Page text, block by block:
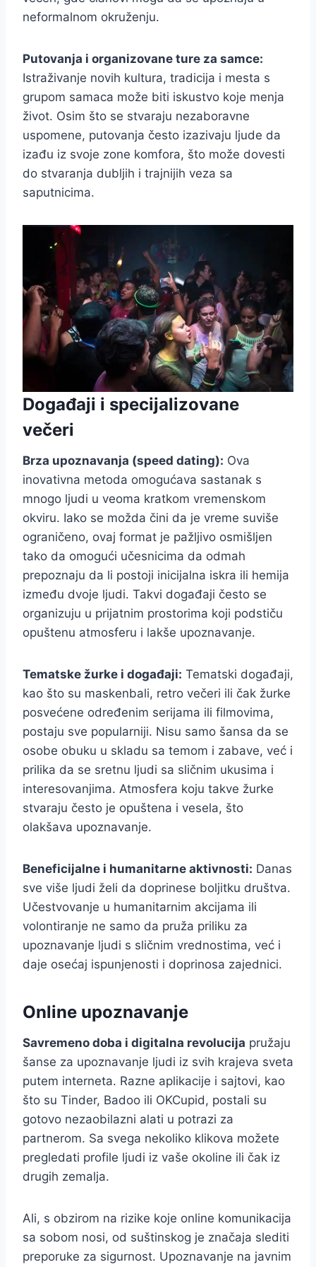
neformalnom okruženju.
Putovanja i organizovane ture za samce:
Istraživanje novih kultura, tradicija i mesta s
grupom samaca može biti iskustvo koje menja
život. Osim što se stvaraju nezaboravne
uspomene, putovanja često izazivaju ljude da
izađu iz svoje zone komfora, što može dovesti
do stvaranja dubljih i trajnijih veza sa
saputnicima.
Događaji i specijalizovane
večeri
Brza upoznavanja (speed dating): Ova
inovativna metoda omogućava sastanak s
mnogo ljudi u veoma kratkom vremenskom
okviru. Iako se možda čini da je vreme suviše
ograničeno, ovaj format je pažljivo osmišljen
tako da omogući učesnicima da odmah
prepoznaju da li postoji inicijalna iskra ili hemija
između dvoje ljudi. Takvi događaji često se
organizuju u prijatnim prostorima koji podstiču
opuštenu atmosferu i lakše upoznavanje.
Tematske žurke i događaji: Tematski događaji,
kao što su maskenbali, retro večeri ili čak žurke
posvećene određenim serijama ili filmovima,
postaju sve popularniji. Nisu samo šansa da se
osobe obuku u skladu sa temom i zabave, već i
prilika da se sretnu ljudi sa sličnim ukusima i
interesovanjima. Atmosfera koju takve žurke
stvaraju često je opuštena i vesela, što
olakšava upoznavanje.
Beneficijalne i humanitarne aktivnosti: Danas
sve više ljudi želi da doprinese boljitku društva.
Učestvovanje u humanitarnim akcijama ili
volontiranje ne samo da pruža priliku za
upoznavanje ljudi s sličnim vrednostima, već i
daje osećaj ispunjenosti i doprinosa zajednici.
Online upoznavanje
Savremeno doba i digitalna revolucija pružaju
šanse za upoznavanje ljudi iz svih krajeva sveta
putem interneta. Razne aplikacije i sajtovi, kao
što su Tinder, Badoo ili OKCupid, postali su
gotovo nezaobilazni alati u potrazi za
partnerom. Sa svega nekoliko klikova možete
pregledati profile ljudi iz vaše okoline ili čak iz
drugih zemalja.
Ali, s obzirom na rizike koje online komunikacija
sa sobom nosi, od suštinskog je značaja slediti
preporuke za sigurnost. Upoznavanje na javnim